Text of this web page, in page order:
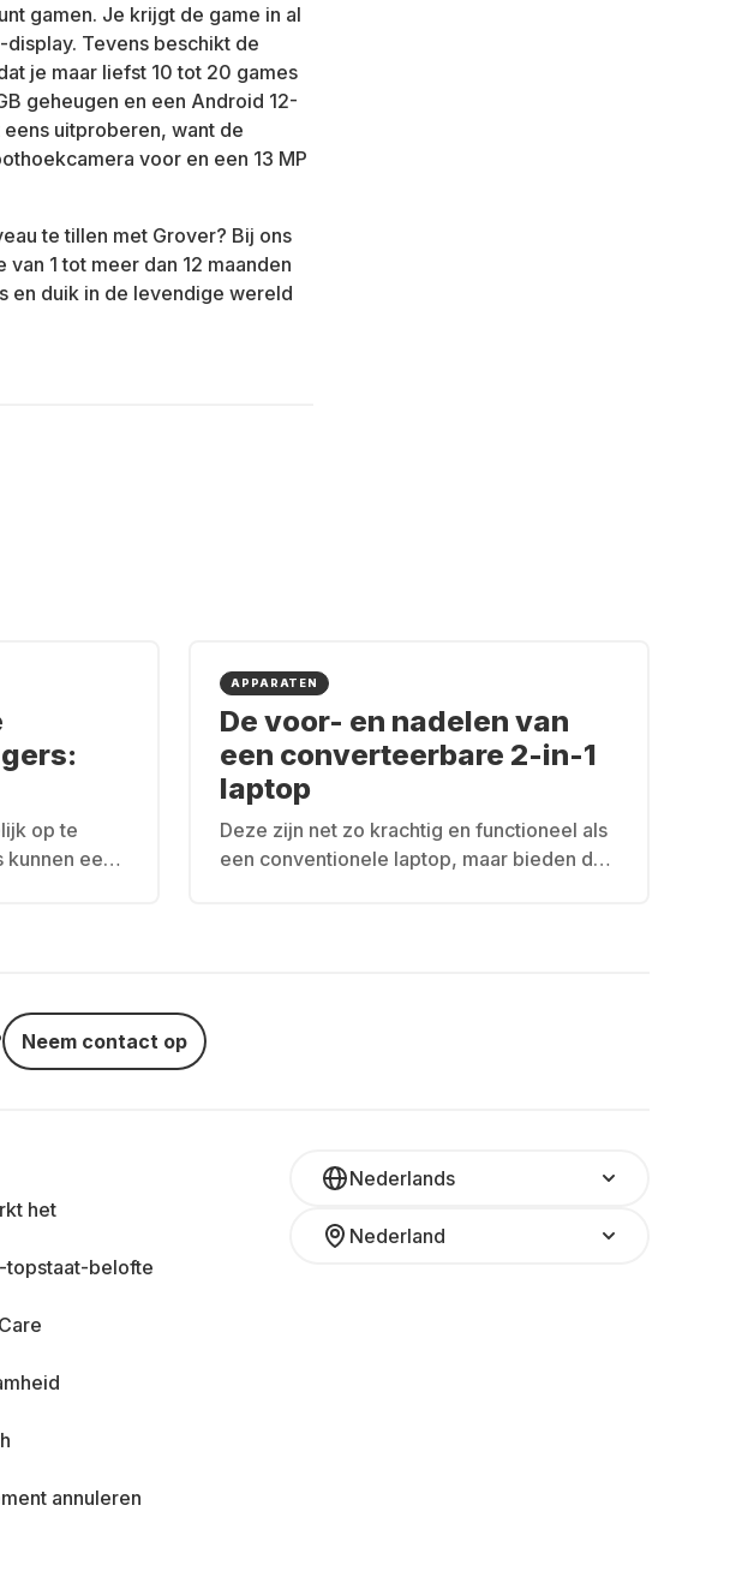
gamen. Je krijgt de game in al
Tevens beschikt de
je maar liefst 10 tot 20 games
geheugen en een Android 12-
uitproberen, want de
voor en een 13 MP
te tillen met Grover? Bij ons
1 tot meer dan 12 maanden
en duik in de levendige wereld
op te
een
APPARATEN
De voor- en nadelen van
een converteerbare 2-in-1
laptop
Deze zijn net zo krachtig en functioneel als
een conventionele laptop, maar bieden de
Neem contact op
Nederlands
Nederland
het
topstaat-belofte
annuleren